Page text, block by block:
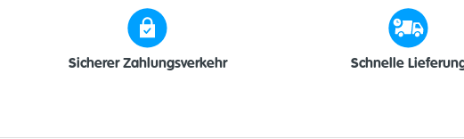
Sicherer Zahlungsverkehr Schnelle